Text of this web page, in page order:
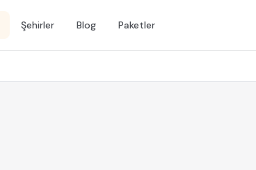
Şehirler Blog Paketler